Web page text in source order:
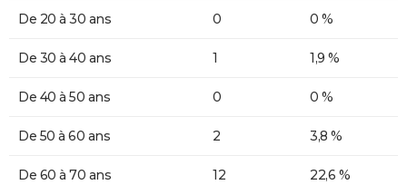
De 20 à 30 ans 0 0 %
De 30 à 40 ans 1 1,9 %
De 40 à 50 ans 0 0 %
De 50 à 60 ans 2 3,8 %
De 60 à 70 ans 12 22,6 %